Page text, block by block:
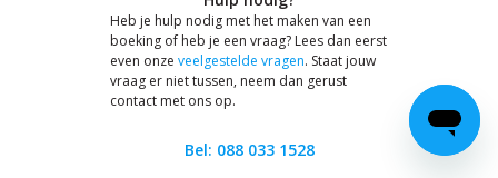
Heb je hulp nodig met het maken van een
boeking of heb je een vraag? Lees dan eerst
even onze veelgestelde vragen. Staat jouw
vraag er niet tussen, neem dan gerust
contact met ons op.
Bel: 088 033 1528